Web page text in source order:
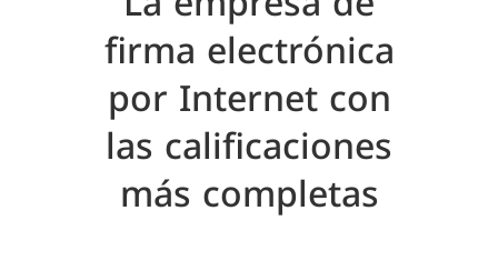
firma electrónica
por Internet con
las calificaciones
más completas